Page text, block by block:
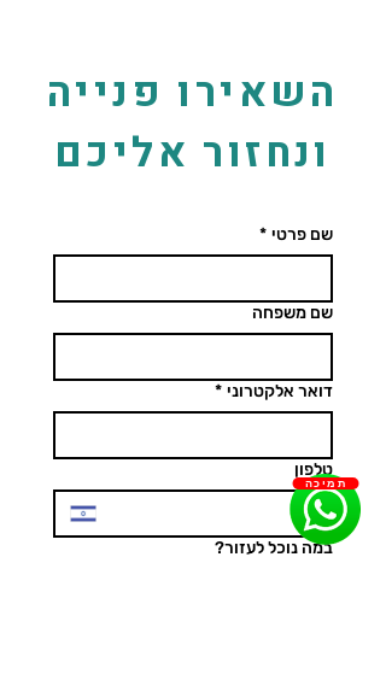
השאירו פנייה
ונחזור אליכם
שם פרטי *
שם משפחה
דואר אלקטרוני *
טלפון
במה נוכל לעזור?
תמיכה